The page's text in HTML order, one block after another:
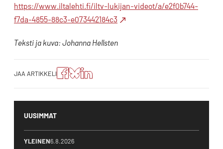
https://www.iltalehti.fi/iltv-lukijan-videot/a/e2f0b744-
f7da-4855-88c3-e073442184c3
Teksti ja kuva: Johanna Hellsten
JAA ARTIKKELI
Jaa
artikkeli
Facebookissa
Jaa
artikkeli
Blueskyssa
Jako:
Jaa
artikkeli
LinkedIn:ssä
UUSIMMAT
YLEINEN6.8.2026